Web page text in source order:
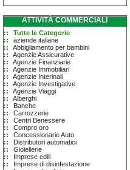
ATTIVITÀ COMMERCIALI
Tutte le Categorie
aziende italiane
Abbigliamento per bambini
Agenzie Assicurative
Agenzie Finanziarie
Agenzie Immobiliari
Agenzie Interinali
Agenzie Investigative
Agenzie Viaggi
Alberghi
Banche
Carrozzerie
Centri Benessere
Compro oro
Concessionarie Auto
Distributori automatici
Gioiellerie
Imprese edili
Imprese di disinfestazione